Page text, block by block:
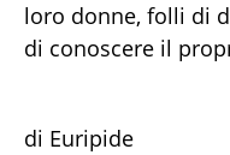
loro donne, folli di
di conoscere il
di Euripide